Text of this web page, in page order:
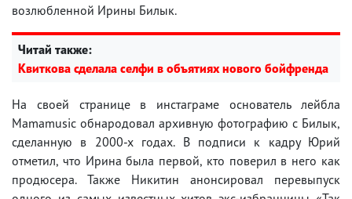
возлюбленной Ирины Билык.
Читай также:
Квиткова сделала селфи в объятиях нового бойфренда
На своей странице в инстаграме основатель лейбла
Mamamusic обнародовал архивную фотографию с Билык,
сделанную в 2000-х годах. В подписи к кадру Юрий
отметил, что Ирина была первой, кто поверил в него как
продюсера. Также Никитин анонсировал перевыпуск